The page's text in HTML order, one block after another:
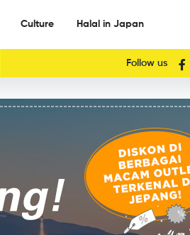
Culture Halal in Japan
Follow us